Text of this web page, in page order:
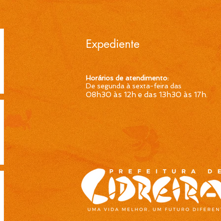
Ensino Fundamental 1ª a
4ª Séries é publicada pela
Prefeitura de Cidreira
4ª
Expediente
Horários de atendimento:
De segunda à sexta-feira das
08h30 às 12h e das 13h30 às 17h.